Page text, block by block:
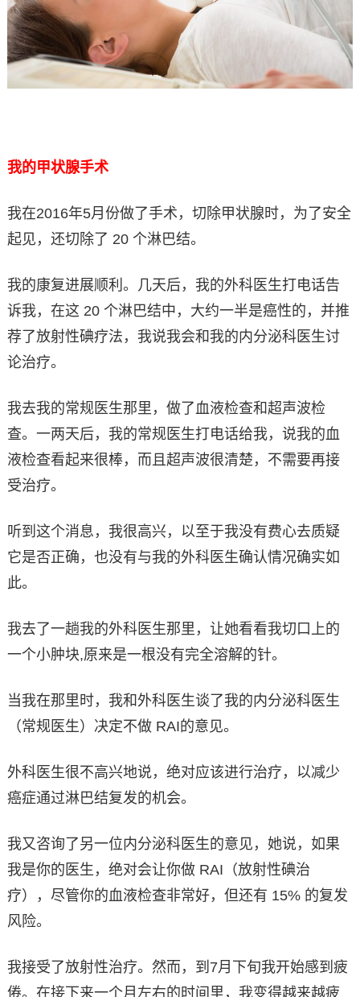
我的甲状腺手术
我在2016年5月份做了手术，切除甲状腺时，为了安全
起见，还切除了 20 个淋巴结。
我的康复进展顺利。几天后，我的外科医生打电话告
诉我，在这 20 个淋巴结中，大约一半是癌性的，并推
荐了放射性碘疗法，我说我会和我的内分泌科医生讨
论治疗。
我去我的常规医生那里，做了血液检查和超声波检
查。一两天后，我的常规医生打电话给我，说我的血
液检查看起来很棒，而且超声波很清楚，不需要再接
受治疗。
听到这个消息，我很高兴，以至于我没有费心去质疑
它是否正确，也没有与我的外科医生确认情况确实如
此。
我去了一趟我的外科医生那里，让她看看我切口上的
一个小肿块,原来是一根没有完全溶解的针。
当我在那里时，我和外科医生谈了我的内分泌科医生
（常规医生）决定不做 RAI的意见。
外科医生很不高兴地说，绝对应该进行治疗，以减少
癌症通过淋巴结复发的机会。
我又咨询了另一位内分泌科医生的意见，她说，如果
我是你的医生，绝对会让你做 RAI（放射性碘治
疗），尽管你的血液检查非常好，但还有 15% 的复发
风险。
我接受了放射性治疗。然而，到7月下旬我开始感到疲
倦。在接下来一个月左右的时间里，我变得越来越疲